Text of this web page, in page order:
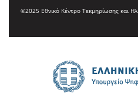
©2025 Εθνικό Κέντρο Τεκμηρίωσης και